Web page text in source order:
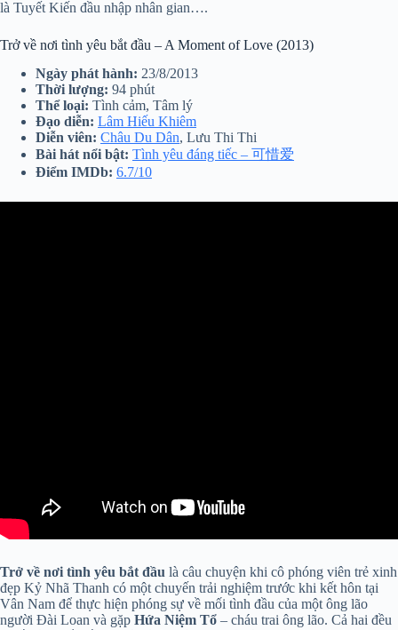
là Tuyết Kiến đầu nhập nhân gian….
Trở về nơi tình yêu bắt đầu – A Moment of Love (2013)
Ngày phát hành: 23/8/2013
Thời lượng: 94 phút
Thể loại: Tình cảm, Tâm lý
Đạo diễn: Lâm Hiếu Khiêm
Diễn viên: Châu Du Dân, Lưu Thi Thi
Bài hát nổi bật: Tình yêu đáng tiếc – 可惜爱
Điểm IMDb: 6.7/10
Trở về nơi tình yêu bắt đầu là câu chuyện khi cô phóng viên trẻ xinh
đẹp Kỷ Nhã Thanh có một chuyến trải nghiệm trước khi kết hôn tại
Vân Nam để thực hiện phóng sự về mối tình đầu của một ông lão
người Đài Loan và gặp Hứa Niệm Tổ – cháu trai ông lão. Cả hai đều